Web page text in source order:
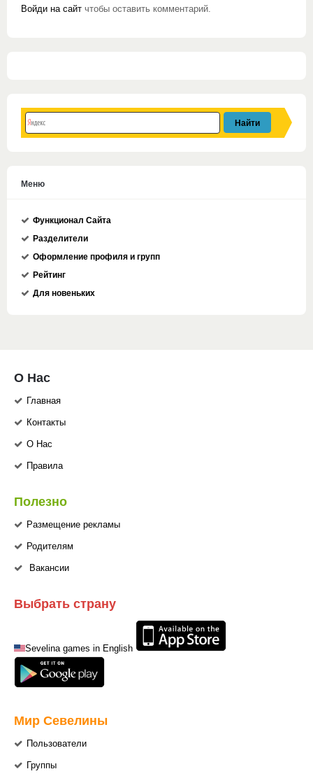
Войди на сайт чтобы оставить комментарий.
Меню
Функционал Сайта
Разделители
Оформление профиля и групп
Рейтинг
Для новеньких
О Нас
Главная
Контакты
О Нас
Правила
Полезно
Размещение рекламы
Родителям
Вакансии
Выбрать страну
Sevelina games in English
Мир Севелины
Пользователи
Группы